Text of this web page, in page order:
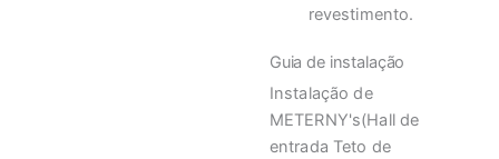
revestimento.
Guia de instalação
Instalação de
METERNY's(Hall de
entrada Teto de